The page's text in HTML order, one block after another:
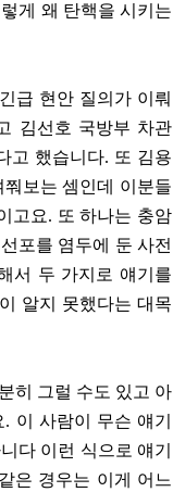
게 왜 탄핵을 시키는
급 현안 질의가 이뤄
김선호 국방부 차관
고 했습니다. 또 김용
보는 셈인데 이분들
고요. 또 하나는 충암
포를 염두에 둔 사전
서 두 가지로 얘기를
알지 못했다는 대목
히 그럴 수도 있고 아
이 사람이 무슨 얘기
다 이런 식으로 얘기
은 경우는 이게 어느